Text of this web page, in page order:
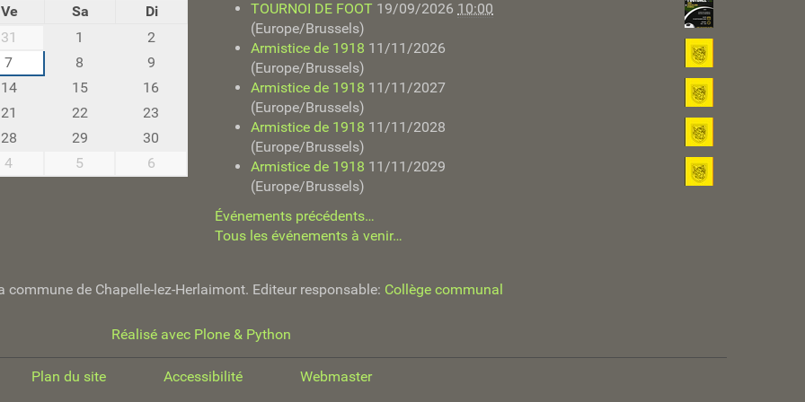
Ve Sa
Di
31 1
2
7 8
9
14 15
16
21 22
23
28 29
30
4 5 6
TOURNOI DE FOOT 19/09/2026 10:00
(Europe/Brussels)
Armistice de 1918 11/11/2026
(Europe/Brussels)
Armistice de 1918 11/11/2027
(Europe/Brussels)
Armistice de 1918 11/11/2028
(Europe/Brussels)
Armistice de 1918 11/11/2029
(Europe/Brussels)
Événements précédents…
Tous les événements à venir…
commune de Chapelle-lez-Herlaimont. Editeur responsable: Collège communal
Réalisé avec Plone & Python
Plan du site Accessibilité Webmaster